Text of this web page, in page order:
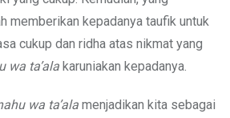
memberikan kepadanya taufik untuk
cukup dan ridha atas nikmat yang
wa ta’ala karuniakan kepadanya.
wa ta’ala menjadikan kita sebagai